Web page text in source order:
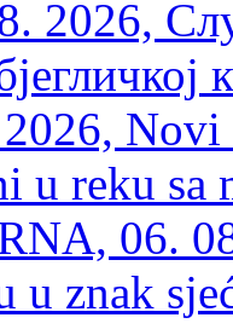
2026,
Novi
u reku sa
06.
u znak